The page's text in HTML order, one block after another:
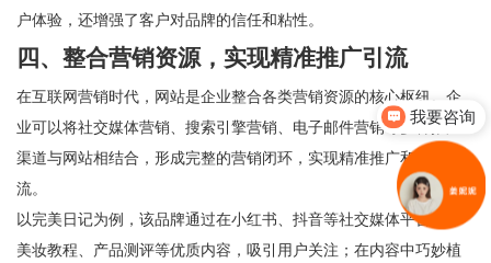
户体验，还增强了客户对品牌的信任和粘性。
四、整合营销资源，实现精准推广引流
在互联网营销时代，网站是企业整合各类营销资源的核心枢纽。企
业可以将社交媒体营销、搜索引擎营销、电子邮件营销等多种推广
渠道与网站相结合，形成完整的营销闭环，实现精准推广和高效引
流。
以完美日记为例，该品牌通过在小红书、抖音等社交媒体平台发布
美妆教程、产品测评等优质内容，吸引用户关注；在内容中巧妙植
我要咨询
你们是怎么收费的呢